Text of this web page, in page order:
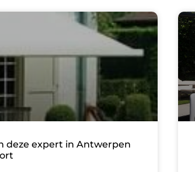
deze expert in Antwerpen